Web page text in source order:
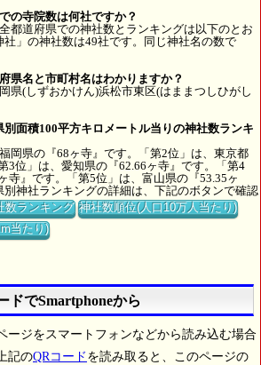
の寺院数は何社ですか？
都道府県での神社数とランキングは以下のとお
社」の神社数は49社です。同じ神社名の数で
県名と市町村名はわかりますか？
県(しずおかけん)浜松市東区(はままつしひがし
別面積100平方キロメートル当りの神社数ランキ
岡県の『68ヶ寺』です。「第2位」は、東京都
3位」は、愛知県の『62.66ヶ寺』です。「第4
寺』です。「第5位」は、富山県の『53.35ヶ
神社ランキングの詳細は、下記のボタンで確認
数ランキング 神社数順位(人口10万人当たり)
当たり)
ドでSmartphoneから
ージをスマートフォンなどから読み込む場合
記のQRコード を読み取ると、このページの